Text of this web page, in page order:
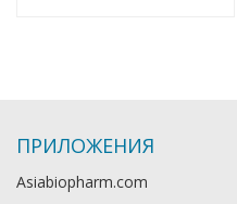
ПРИЛОЖЕНИЯ
Asiabiopharm.com